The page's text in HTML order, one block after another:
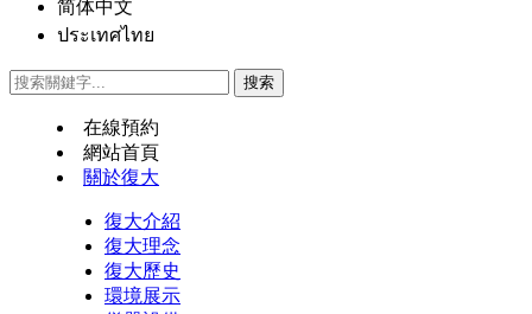
简体中文
ประเทศไทย
在線預約
網站首頁
關於復大
復大介紹
復大理念
復大歷史
環境展示